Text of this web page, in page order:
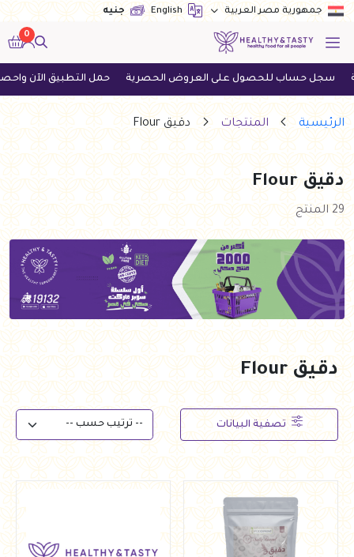
جمهورية مصر العربية English جنيه
0
للحصول على العروض الحصرية حمل التطبيق الآن واحصل على أحدث
الرئيسية المنتجات دقيق Flour
دقيق Flour
29 المنتج
دقيق Flour
تصفية البيانات